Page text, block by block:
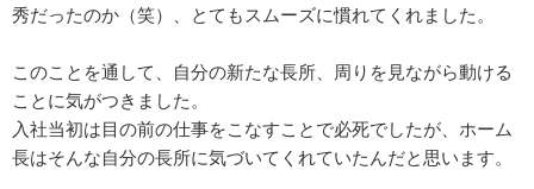
秀だったのか（笑）、とてもスムーズに慣れてくれました。
このことを通して、自分の新たな長所、周りを見ながら動ける
ことに気がつきました。
入社当初は目の前の仕事をこなすことで必死でしたが、ホーム
長はそんな自分の長所に気づいてくれていたんだと思います。